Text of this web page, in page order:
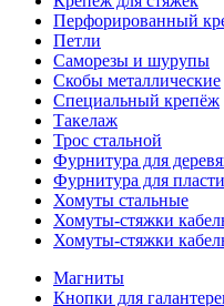
Перфорированный
Петли
Саморезы и шурупы
Скобы металлические
Специальный крепёж
Такелаж
Трос стальной
Фурнитура для
Фурнитура для
Хомуты стальные
Хомуты-стяжки
Хомуты-стяжки
Магниты
Кнопки для